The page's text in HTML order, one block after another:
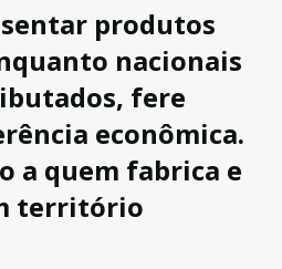
produtos
nacionais
fere
econômica.
a quem fabrica e
território